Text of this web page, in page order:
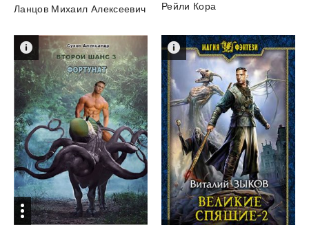
Ланцов Михаил Алексеевич
Рейли Кора